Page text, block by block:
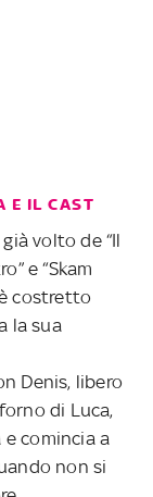
E IL CAST
volto de “Il
e “Skam
costretto
la sua
Denis, libero
di Luca,
comincia a
non si